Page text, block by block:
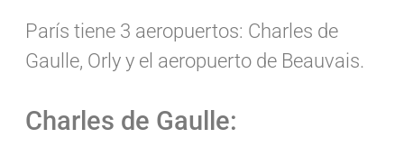
París tiene 3 aeropuertos: Charles de
Gaulle, Orly y el aeropuerto de Beauvais.
Charles de Gaulle: